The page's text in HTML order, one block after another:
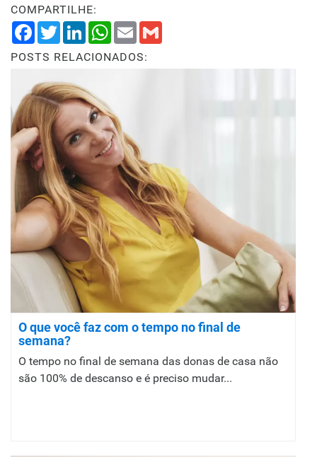
COMPARTILHE:
FacebookTwitterLinkedInWhatsApp
Email
POSTS RELACIONADOS:
O que você faz com o tempo no final de
semana?
O tempo no final de semana das donas de casa não
são 100% de descanso e é preciso mudar...